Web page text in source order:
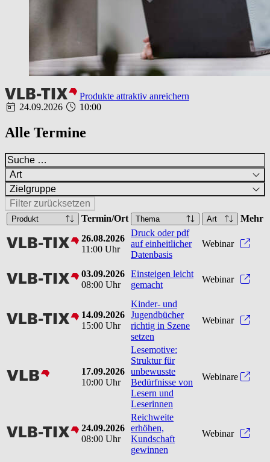
Produkte attraktiv anreichern
24.09.2026
10:00
Alle Termine
Art
Zielgruppe
Filter zurücksetzen
Produkt Termin/Ort Thema Art Mehr
vlbtix
26.08.2026
11:00 Uhr
Druck oder pdf
auf einheitlicher
Datenbasis
Webinar
vlbtix
03.09.2026
08:00 Uhr
Einsteigen leicht
gemacht
Webinar
vlbtix
14.09.2026
15:00 Uhr
Kinder- und
Jugendbücher
richtig in Szene
setzen
Webinar
vlb
17.09.2026
10:00 Uhr
Lesemotive:
Struktur für
unbewusste
Bedürfnisse von
Lesern und
Leserinnen
Webinare
vlbtix
24.09.2026
08:00 Uhr
Reichweite
erhöhen,
Kundschaft
gewinnen
Webinar